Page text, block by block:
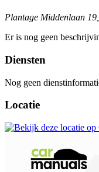
Plantage Middenlaan
Er is nog geen
Diensten
Nog geen
Locatie